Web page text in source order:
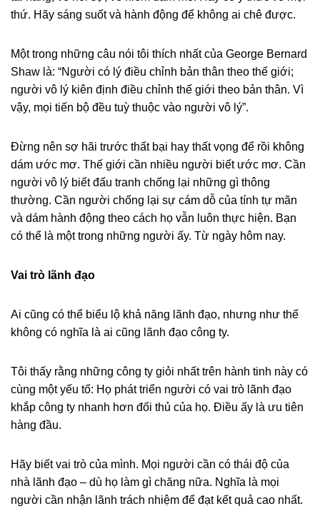
thứ. Hãy sáng suốt và hành động để không ai chê được.
Một trong những câu nói tôi thích nhất của George Bernard
Shaw là: “Người có lý điều chỉnh bản thân theo thế giới;
người vô lý kiên định điều chỉnh thế giới theo bản thân. Vì
vậy, mọi tiến bộ đều tuỳ thuộc vào người vô lý”.
Đừng nên sợ hãi trước thất bại hay thất vọng để rồi không
dám ước mơ. Thế giới cần nhiều người biết ước mơ. Cần
người vô lý biết đấu tranh chống lại những gì thông
thường. Cần người chống lại sự cám dỗ của tính tự mãn
và dám hành động theo cách họ vẫn luôn thực hiện. Bạn
có thể là một trong những người ấy. Từ ngày hôm nay.
Vai trò lãnh đạo
Ai cũng có thể biểu lộ khả năng lãnh đạo, nhưng như thế
không có nghĩa là ai cũng lãnh đạo công ty.
Tôi thấy rằng những công ty giỏi nhất trên hành tinh này có
cùng một yếu tố: Họ phát triển người có vai trò lãnh đạo
khắp công ty nhanh hơn đối thủ của họ. Điều ấy là ưu tiên
hàng đầu.
Hãy biết vai trò của mình. Mọi người cần có thái độ của
nhà lãnh đạo – dù họ làm gì chăng nữa. Nghĩa là mọi
người cần nhận lãnh trách nhiệm để đạt kết quả cao nhất.